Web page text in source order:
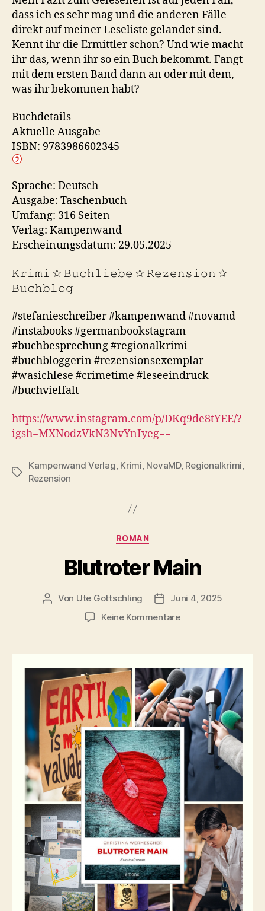
dass ich es sehr mag und die anderen Fälle
direkt auf meiner Leseliste gelandet sind.
Kennt ihr die Ermittler schon? Und wie macht
ihr das, wenn ihr so ein Buch bekommt. Fangt
mit dem ersten Band dann an oder mit dem,
was ihr bekommen habt?
Buchdetails
Aktuelle Ausgabe
ISBN: 9783986602345
Sprache: Deutsch
Ausgabe: Taschenbuch
Umfang: 316 Seiten
Verlag: Kampenwand
Erscheinungsdatum: 29.05.2025
𝙺𝚛𝚒𝚖𝚒 ☆ 𝙱𝚞𝚌𝚑𝚕𝚒𝚎𝚋𝚎 ☆ 𝚁𝚎𝚣𝚎𝚗𝚜𝚒𝚘𝚗 ☆
𝙱𝚞𝚌𝚑𝚋𝚕𝚘𝚐
#stefanieschreiber #kampenwand #novamd
#instabooks #germanbookstagram
#buchbesprechung #regionalkrimi
#buchbloggerin #rezensionsexemplar
#wasichlese #crimetime #leseeindruck
#buchvielfalt
https://www.instagram.com/p/DKq9de8tYEE/?
igsh=MXNodzVkN3NvYnIyeg==
Schlagwörter
Kampenwand Verlag Krimi NovaMD, Regionalkrimi
Rezension
Kategorien
ROMAN
Blutroter Main
Beitragsautor
Von Ute Gottschling Veröffentlichungsdatum
Juni 4, 2025
Keine Kommentarezu